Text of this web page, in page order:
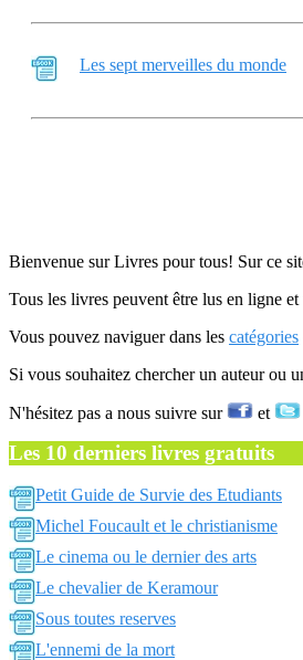
Les sept merveilles du monde
Bienvenue sur Livres pour tous! Sur ce
Tous les livres peuvent être lus en ligne
Vous pouvez naviguer dans les catégories
Si vous souhaitez chercher un auteur ou
N'hésitez pas a nous suivre sur et
Les 10 derniers livres gratuits
Petit Guide de Survie des Etudiants
Michel Foucault et le christianisme
Le cinema ou le dernier des arts
Le chevalier de Keramour
Sous toutes reserves
L'ennemi de la mort